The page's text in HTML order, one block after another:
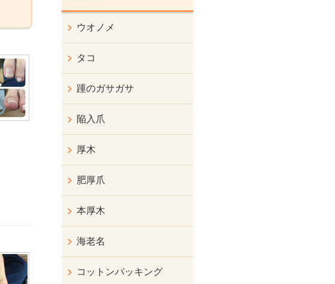
ウオノメ
タコ
踵のガサガサ
陥入爪
厚木
肥厚爪
本厚木
海老名
コットンパッキング